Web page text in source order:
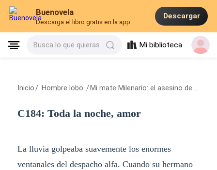
Buenovela
Descarga el libro gratis en la app
Descargar
Busca lo que quieras Mi biblioteca
Inicio / Hombre lobo / Mi mate Milenario: el asesino de mi madre
C184: Toda la noche, amor
La lluvia golpeaba suavemente los enormes
ventanales del despacho alfa. Cuando su hermano